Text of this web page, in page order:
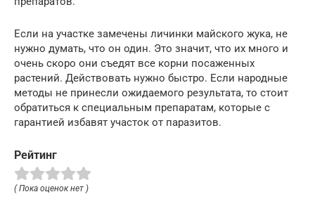
Если на участке замечены личинки майского жука, не
нужно думать, что он один. Это значит, что их много и
очень скоро они съедят все корни посаженных
растений. Действовать нужно быстро. Если народные
методы не принесли ожидаемого результата, то стоит
обратиться к специальным препаратам, которые с
гарантией избавят участок от паразитов.
Рейтинг
( Пока оценок нет )